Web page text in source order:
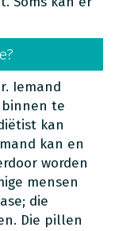
Iemand
binnen te
kan
kan en
worden
mensen
die
Die pillen